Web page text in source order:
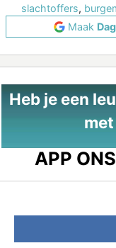
slachtoffers,
Maak
Heb je een
APP